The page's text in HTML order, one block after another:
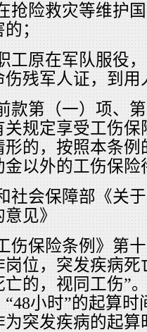
抢险救灾等维护
的；
工原在军队服役
伤残军人证，到
款第（一）项、
关规定享受工伤
形的，按照本条
金以外的工伤保险
社会保障部《关
意见》
伤保险条例》第
岗位，突发疾病
亡的，视同工伤”
小时”的起算
为突发疾病的起算